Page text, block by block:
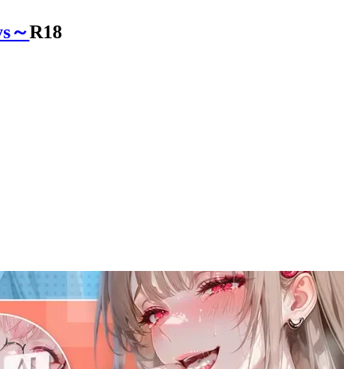
～R18